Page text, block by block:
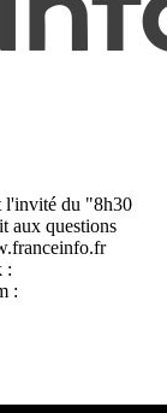
l'invité du "8h30
aux questions
:
: